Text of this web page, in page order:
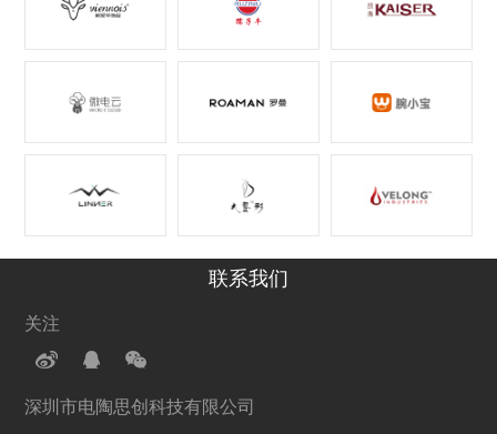
联系我们
关注
深圳市电陶思创科技有限公司